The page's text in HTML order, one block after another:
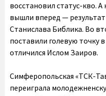
восстановил статус-кво.
вышли вперед —
Станислава Библика. Во
поставили голевую точку
отличился Ислом Заиров.
Симферопольская «ТСК-
переиграла